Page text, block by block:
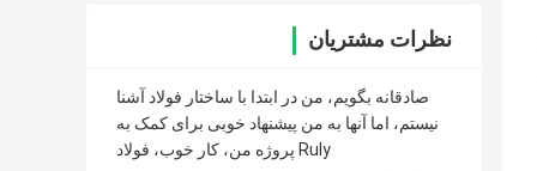
نظرات مشتریان
صادقانه بگویم، من در ابتدا با ساختار فولاد آشنا
نیستم، اما آنها به من پیشنهاد خوبی برای کمک به
پروژه من، کار خوب، فولاد Ruly